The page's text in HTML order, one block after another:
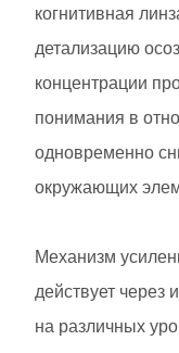
когнитивная
детализацию
концентрации
понимания в
одновременно
окружающих
Механизм
действует через
на различных